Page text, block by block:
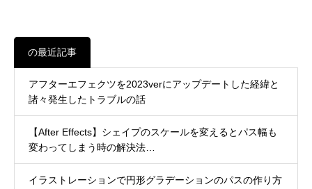
の最近記事
アフターエフェクツを2023verにアップデートした経緯と
諸々発生したトラブルの話
【After Effects】シェイプのスケールを変えるとパス幅も
変わってしまう時の解決法…
イラストレーションで円形グラデーションのパスの作り方